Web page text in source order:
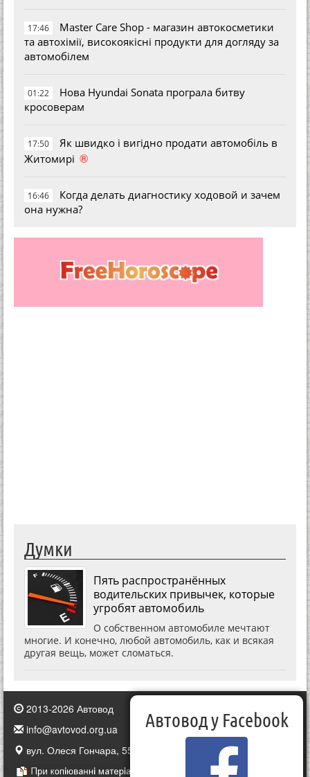
17:46
Master Care Shop - магазин автокосметики
та автохімії, високоякісні продукти для догляду за
автомобілем
01:22
Нова Hyundai Sonata програла битву
кросоверам
17:50
Як швидко і вигідно продати автомобіль в
Житомирі ®
16:46
Когда делать диагностику ходовой и зачем
она нужна?
Думки
Пять распространённых
водительских привычек, которые
угробят автомобиль
О собственном автомобиле мечтают
многие. И конечно, любой автомобиль, как и всякая
другая вещь, может сломаться.
2013-2026 Автовод
info@avtovod.org.ua
вул. Олеся Гончара, 55, Київ, Україна
Автовод у Facebook